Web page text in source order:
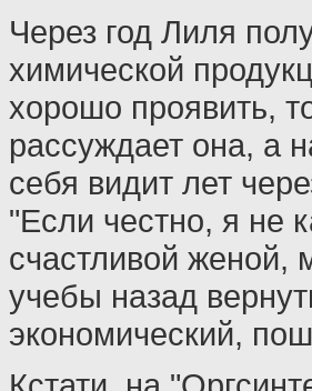
Через год Лиля
химической
хорошо проявить,
рассуждает она, а
себя видит лет
"Если честно, я не
счастливой женой,
учебы назад
экономический,